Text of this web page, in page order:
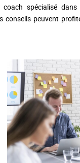
spécialisé
conseils peuvent